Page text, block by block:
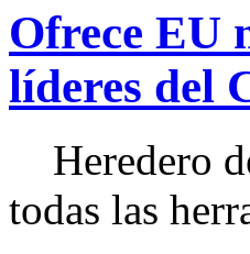
Ofrece EU
líderes del
Heredero
todas las